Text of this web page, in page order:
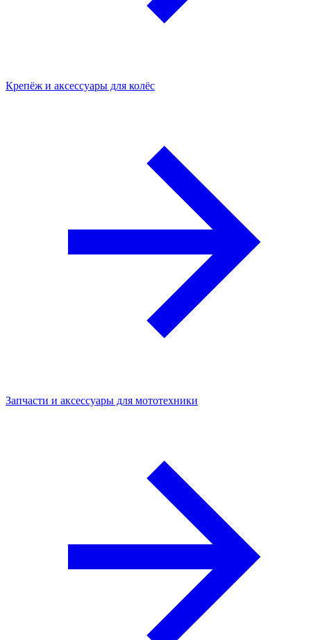
Крепёж и аксессуары для колёс
Запчасти и аксессуары для мототехники